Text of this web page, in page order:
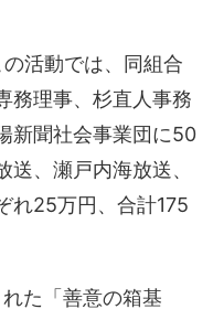
活動では、同組合
務理事、杉直人事務
新聞社会事業団に50
、瀬戸内海放送、
れ25万円、合計175
た「善意の箱基